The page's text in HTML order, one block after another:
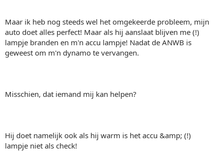
Maar ik heb nog steeds wel het omgekeerde probleem, mijn
auto doet alles perfect! Maar als hij aanslaat blijven me (!)
lampje branden en m'n accu lampje! Nadat de ANWB is
geweest om m'n dynamo te vervangen.
Misschien, dat iemand mij kan helpen?
Hij doet namelijk ook als hij warm is het accu &amp; (!)
lampje niet als check!